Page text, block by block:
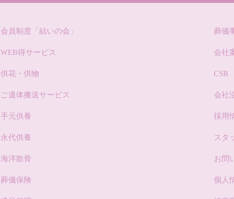
会員制度「結いの会」
WEB得サービス
供花・供物
ご遺体搬送サービス
手元供養
永代供養
海洋散骨
葬儀保険
葬儀
会社
CSR
会社
採用
スタ
お問
個人